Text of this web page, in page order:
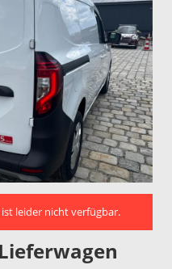
leider nicht verfügbar.